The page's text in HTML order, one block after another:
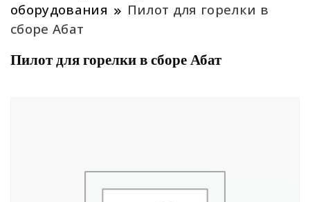
оборудования
Пилот для горелки в
сборе Абат
Пилот для горелки в сборе Абат